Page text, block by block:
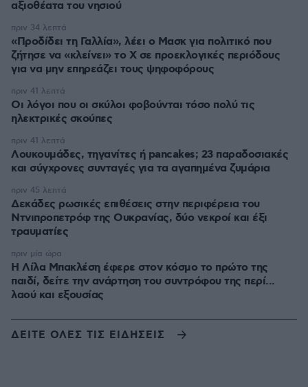
αξιοθέατα του νησιού
«Προδίδει τη Γαλλία», λέει ο Μασκ για πολιτικό που
ζήτησε να «κλείνει» το X σε προεκλογικές περιόδους
για να μην επηρεάζει τους ψηφοφόρους
πριν 34 λεπτά
Οι λόγοι που οι σκύλοι φοβούνται τόσο πολύ τις
ηλεκτρικές σκούπες
πριν 41 λεπτά
Λουκουμάδες, τηγανίτες ή pancakes; 23 παραδοσιακές
και σύγχρονες συνταγές για τα αγαπημένα ζυμάρια
πριν 41 λεπτά
Δεκάδες ρωσικές επιθέσεις στην περιφέρεια του
Ντνιπροπετρόφ της Ουκρανίας, δύο νεκροί και έξι
τραυματίες
πριν 45 λεπτά
Η Λίλα Μπακλέση έφερε στον κόσμο το πρώτο της
παιδί, δείτε την ανάρτηση του συντρόφου της περί...
λαού και εξουσίας
πριν μία ώρα
ΔΕΙΤΕ ΟΛΕΣ ΤΙΣ ΕΙΔΗΣΕΙΣ